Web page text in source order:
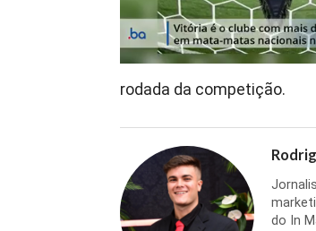
rodada da competição.
do In